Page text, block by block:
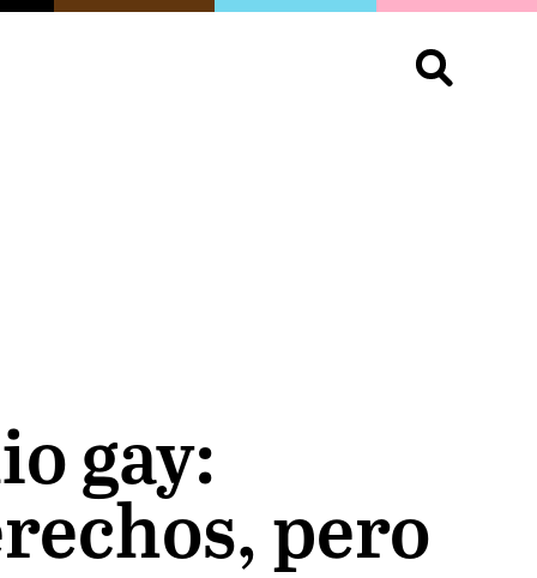
Buscar:
gay:
pero